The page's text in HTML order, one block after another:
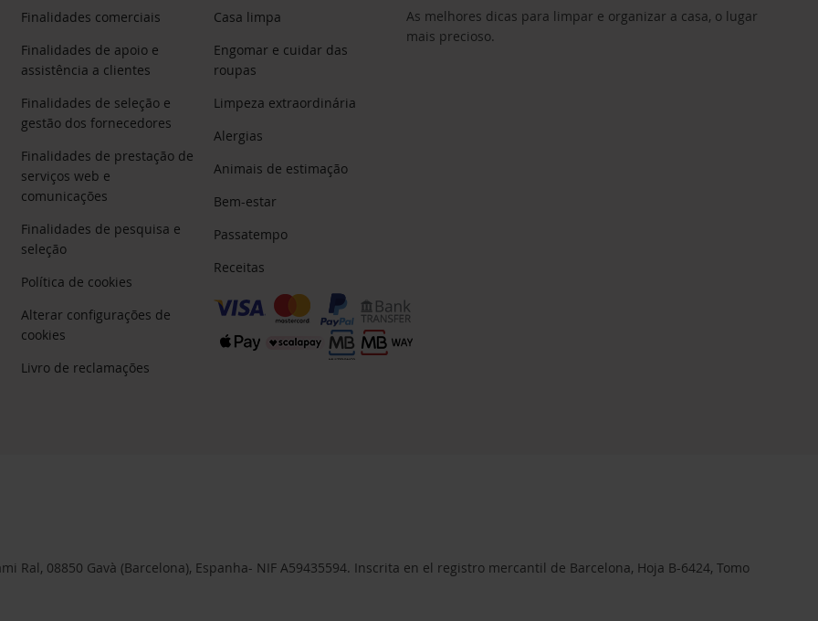
Finalidades comerciais
Finalidades de apoio e
assistência a clientes
Finalidades de seleção e
gestão dos fornecedores
Finalidades de prestação de
serviços web e
comunicações
Finalidades de pesquisa e
seleção
Política de cookies
Alterar configurações de
cookies
Livro de reclamações
Casa limpa
Engomar e cuidar das
roupas
Limpeza extraordinária
Alergias
Animais de estimação
Bem-estar
Passatempo
Receitas
As melhores dicas para limpar e organizar a casa, o lugar
mais precioso.
Ral, 08850 Gavà (Barcelona), Espanha- NIF A59435594. Inscrita en el registro mercantil de Barcelona, Hoja B-6424, Tomo